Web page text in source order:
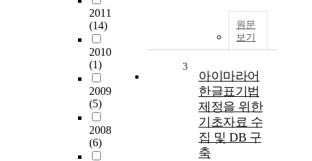
2011
(14)
2010
(1)
2009
(5)
2008
(6)
원문
보기
3
아이마라어
한글표기법
제정을 위한
기초자료 수
집 및 DB 구
축